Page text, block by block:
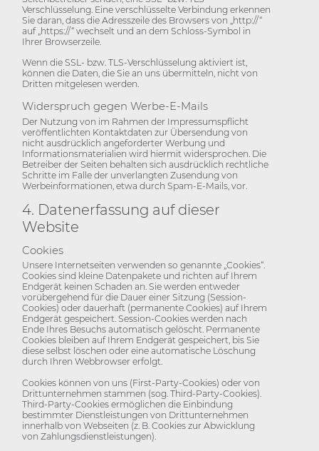
Verschlüsselung. Eine verschlüsselte Verbindung erkennen
Sie daran, dass die Adresszeile des Browsers von „http://“
auf „https://“ wechselt und an dem Schloss-Symbol in
Ihrer Browserzeile.
Wenn die SSL- bzw. TLS-Verschlüsselung aktiviert ist,
können die Daten, die Sie an uns übermitteln, nicht von
Dritten mitgelesen werden.
Widerspruch gegen Werbe-E-Mails
Der Nutzung von im Rahmen der Impressumspflicht
veröffentlichten Kontaktdaten zur Übersendung von
nicht ausdrücklich angeforderter Werbung und
Informationsmaterialien wird hiermit widersprochen. Die
Betreiber der Seiten behalten sich ausdrücklich rechtliche
Schritte im Falle der unverlangten Zusendung von
Werbeinformationen, etwa durch Spam-E-Mails, vor.
4. Datenerfassung auf dieser
Website
Cookies
Unsere Internetseiten verwenden so genannte „Cookies“.
Cookies sind kleine Datenpakete und richten auf Ihrem
Endgerät keinen Schaden an. Sie werden entweder
vorübergehend für die Dauer einer Sitzung (Session-
Cookies) oder dauerhaft (permanente Cookies) auf Ihrem
Endgerät gespeichert. Session-Cookies werden nach
Ende Ihres Besuchs automatisch gelöscht. Permanente
Cookies bleiben auf Ihrem Endgerät gespeichert, bis Sie
diese selbst löschen oder eine automatische Löschung
durch Ihren Webbrowser erfolgt.
Cookies können von uns (First-Party-Cookies) oder von
Drittunternehmen stammen (sog. Third-Party-Cookies).
Third-Party-Cookies ermöglichen die Einbindung
bestimmter Dienstleistungen von Drittunternehmen
innerhalb von Webseiten (z. B. Cookies zur Abwicklung
von Zahlungsdienstleistungen).